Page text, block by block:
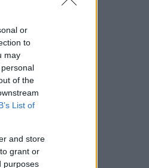
or
to
may
of the
List of
and store
grant or
purposes